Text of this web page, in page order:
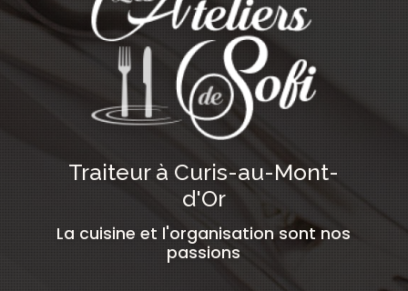
Traiteur à Curis-au-Mont-
d'Or
La cuisine et l'organisation sont nos
passions